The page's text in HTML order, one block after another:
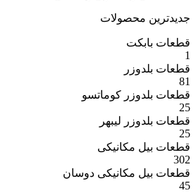
محصولات
کوماتسو
لیبهر
مکانیکی
مکانیکی دوسان